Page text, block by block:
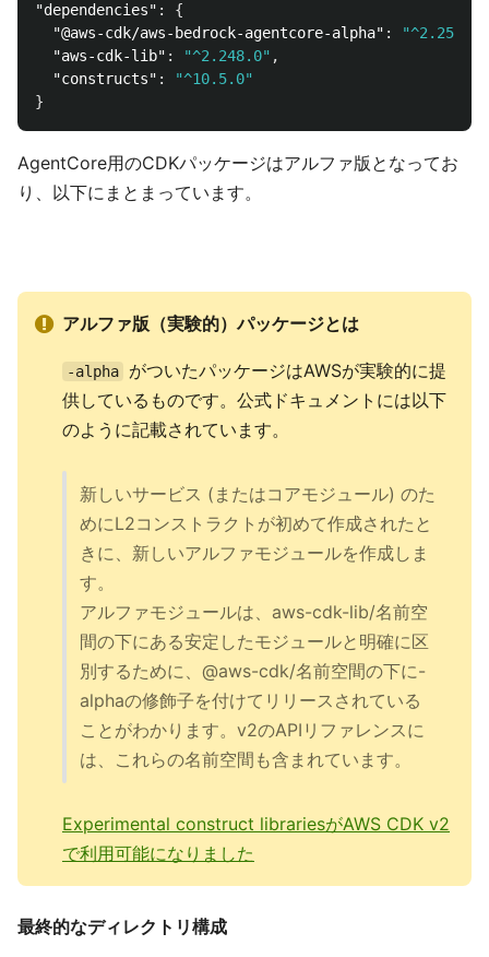
"dependencies" :
{
"@aws-cdk/aws-bedrock-agentcore-alpha" :
"aws-cdk-lib" : "^2.248.0" ,
"constructs" :
"^10.5.0"
}
AgentCore用のCDKパッケージはアルファ版となってお
り、以下にまとまっています。
アルファ版（実験的）パッケージとは
-alpha
がついたパッケージはAWSが実験的に提
供しているものです。公式ドキュメントには以下
のように記載されています。
新しいサービス (またはコアモジュール) のた
めにL2コンストラクトが初めて作成されたと
きに、新しいアルファモジュールを作成しま
す。
アルファモジュールは、aws-cdk-lib/名前空
間の下にある安定したモジュールと明確に区
別するために、@aws-cdk/名前空間の下に-
alphaの修飾子を付けてリリースされている
ことがわかります。v2のAPIリファレンスに
は、これらの名前空間も含まれています。
Experimental construct librariesがAWS CDK v2
で利用可能になりました
最終的なディレクトリ構成